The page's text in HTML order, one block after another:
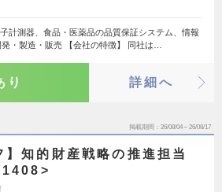
子計測器、食品・医薬品の品質保証システム、情報
・製造・販売 【会社の特徴】 同社は…
り 詳細へ
掲載期間 26/08/04～26/08/17
】知的財産戦略の推進担当